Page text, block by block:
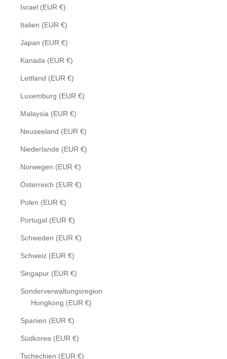
Israel (EUR €)
Italien (EUR €)
Japan (EUR €)
Kanada (EUR €)
Lettland (EUR €)
Luxemburg (EUR €)
Malaysia (EUR €)
Neuseeland (EUR €)
Niederlande (EUR €)
Norwegen (EUR €)
Österreich (EUR €)
Polen (EUR €)
Portugal (EUR €)
Schweden (EUR €)
Schweiz (EUR €)
Singapur (EUR €)
Sonderverwaltungsregion
Hongkong (EUR €)
Spanien (EUR €)
Südkorea (EUR €)
Tschechien (EUR €)